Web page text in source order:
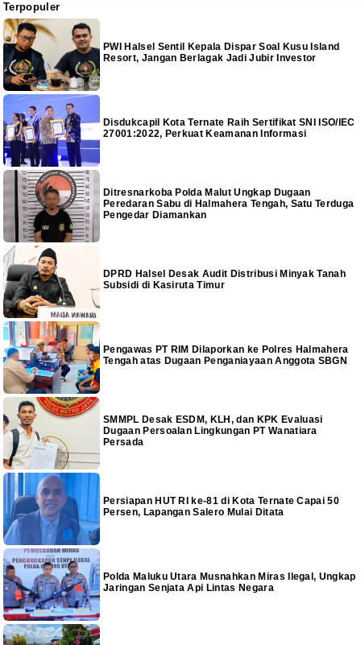
Terpopuler
PWI Halsel Sentil Kepala Dispar Soal Kusu Island
Resort, Jangan Berlagak Jadi Jubir Investor
Disdukcapil Kota Ternate Raih Sertifikat SNI ISO/IEC
27001:2022, Perkuat Keamanan Informasi
Ditresnarkoba Polda Malut Ungkap Dugaan
Peredaran Sabu di Halmahera Tengah, Satu Terduga
Pengedar Diamankan
DPRD Halsel Desak Audit Distribusi Minyak Tanah
Subsidi di Kasiruta Timur
Pengawas PT RIM Dilaporkan ke Polres Halmahera
Tengah atas Dugaan Penganiayaan Anggota SBGN
SMMPL Desak ESDM, KLH, dan KPK Evaluasi
Dugaan Persoalan Lingkungan PT Wanatiara
Persada
Persiapan HUT RI ke-81 di Kota Ternate Capai 50
Persen, Lapangan Salero Mulai Ditata
Polda Maluku Utara Musnahkan Miras Ilegal, Ungkap
Jaringan Senjata Api Lintas Negara